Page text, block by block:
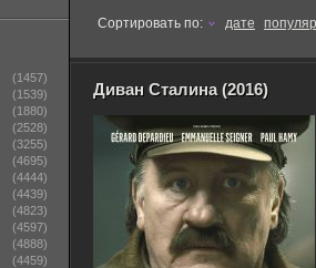
Сортировать по: дате
Диван Сталина (2016)
(1457)
(1539)
(1880)
(2528)
(3255)
(4695)
(4444)
(4439)
(4823)
(4597)
(4888)
(4459)